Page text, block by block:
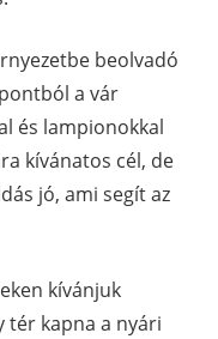
beolvadó
a vár
és lampionokkal
kívánatos cél, de
jó, ami segít az
kívánjuk
tér kapna a nyári